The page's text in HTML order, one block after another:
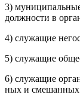
3)
должнос­ти в
4) служащие
5) служащие
6) служащие
ных и смешанных